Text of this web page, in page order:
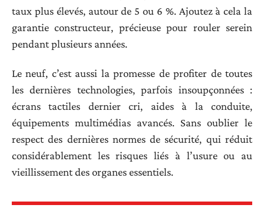
taux plus élevés, autour de 5 ou 6 %. Ajoutez à cela la
garantie constructeur, précieuse pour rouler serein
pendant plusieurs années.
Le neuf, c’est aussi la promesse de profiter de toutes
les dernières technologies, parfois insoupçonnées :
écrans tactiles dernier cri, aides à la conduite,
équipements multimédias avancés. Sans oublier le
respect des dernières normes de sécurité, qui réduit
considérablement les risques liés à l’usure ou au
vieillissement des organes essentiels.